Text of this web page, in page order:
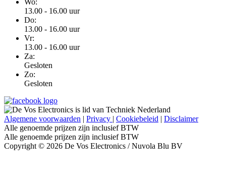
13.00 - 16.00 uur
Do:
13.00 - 16.00 uur
Vr:
13.00 - 16.00 uur
Za:
Gesloten
Zo:
Gesloten
Algemene voorwaarden | Privacy | Cookiebeleid | Disclaimer
Alle genoemde prijzen zijn inclusief BTW
Alle genoemde prijzen zijn inclusief BTW
Copyright © 2026 De Vos Electronics / Nuvola Blu BV